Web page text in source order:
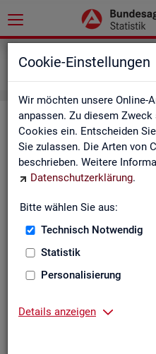
Cookie-Einstellungen
Wir möchten unsere Online-
anpassen. Zu diesem
Cookies ein. Entscheiden
Sie zulassen. Die Arten von
beschrieben. Weitere
Datenschutzerklärung.
Bitte wählen Sie aus:
Technisch Notwendig
Statistik
Personalisierung
Details anzeigen
Die Steck­brie­fe in­for­mie­ren
rech­nung und Da­ten­quel­len
tik der Bun­des­agen­tur für
Ab­gangs­ra­te
Ab­gangs­ra­te
Ab­gangs­ra­te
tungs­be­rech­tig­te